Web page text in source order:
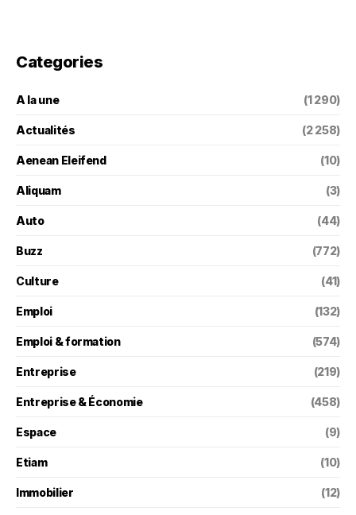
Categories
A la une (1 290)
Actualités (2 258)
Aenean Eleifend (10)
Aliquam (3)
Auto (44)
Buzz (772)
Culture (41)
Emploi (132)
Emploi & formation (574)
Entreprise (219)
Entreprise & Économie (458)
Espace (9)
Etiam (10)
Immobilier (12)